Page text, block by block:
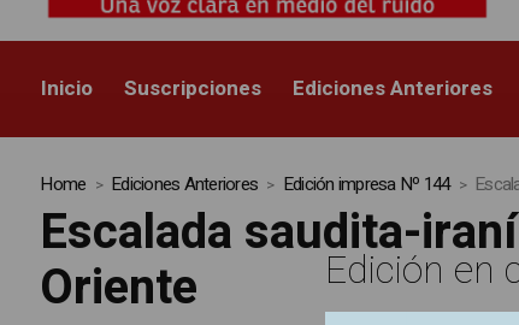
Inicio Suscripciones Ediciones Anteriores
Home Ediciones Anteriores Edición impresa Nº 144
Escalada saudita-
Oriente Edición en